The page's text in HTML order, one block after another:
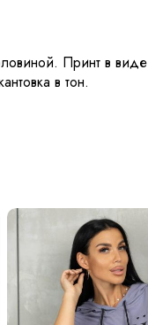
Принт в виде
в тон.